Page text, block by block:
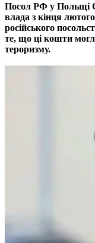
Посол РФ у Польщі
влада з кінця
російського
те, що ці кошти
тероризму.